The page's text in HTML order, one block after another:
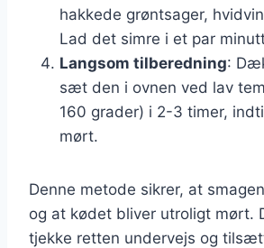
hakkede grøntsager,
Lad det simre i et par
Langsom tilberedning:
sæt den i ovnen ved lav
160 grader) i 2-3 timer,
mørt.
Denne metode sikrer, at
og at kødet bliver utroligt mørt.
tjekke retten undervejs og